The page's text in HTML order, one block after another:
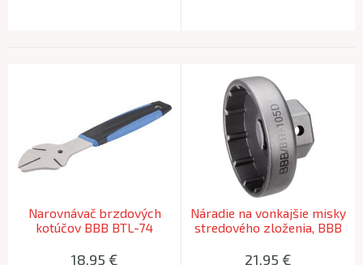
Narovnávač brzdových
kotúčov BBB BTL-74
18,95 €
Náradie na vonkajšie misky
stredového zloženia, BBB
21,95 €